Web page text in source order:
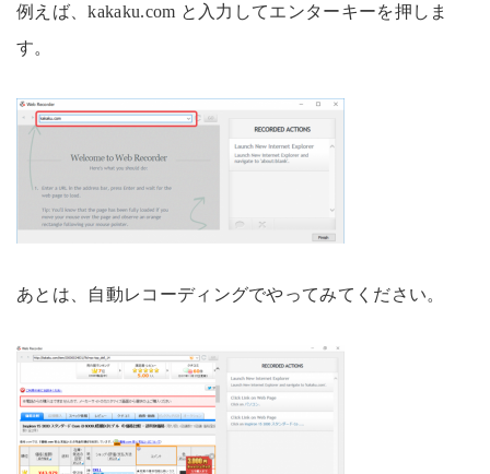
例えば、kakaku.com と入力してエンターキーを押しま
す。
あとは、自動レコーディングでやってみてください。